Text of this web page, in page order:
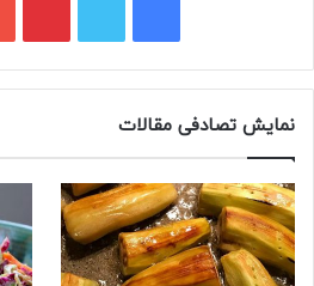
ی
س
ب
و
ک
و
ی
ت
ر
ی
ت
ی
نمایش تصادفی مقالات